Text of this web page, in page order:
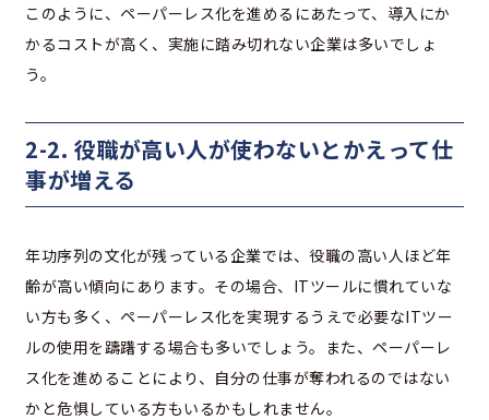
このように、ペーパーレス化を進めるにあたって、導入にか
かるコストが高く、実施に踏み切れない企業は多いでしょ
う。
2-2. 役職が高い人が使わないとかえって仕
事が増える
年功序列の文化が残っている企業では、役職の高い人ほど年
齢が高い傾向にあります。その場合、ITツールに慣れていな
い方も多く、ペーパーレス化を実現するうえで必要なITツー
ルの使用を躊躇する場合も多いでしょう。また、ペーパーレ
ス化を進めることにより、自分の仕事が奪われるのではない
かと危惧している方もいるかもしれません。